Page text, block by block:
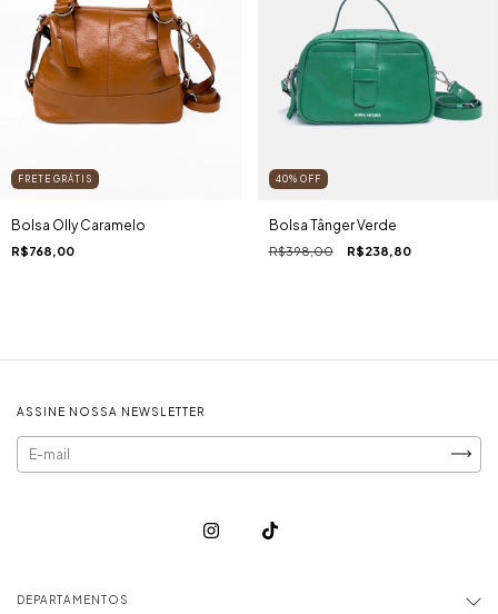
FRETE GRÁTIS
Bolsa Olly Caramelo
R$768,00
40% OFF
Bolsa Tânger Verde
R$398,00 R$238,80
ASSINE NOSSA NEWSLETTER
DEPARTAMENTOS